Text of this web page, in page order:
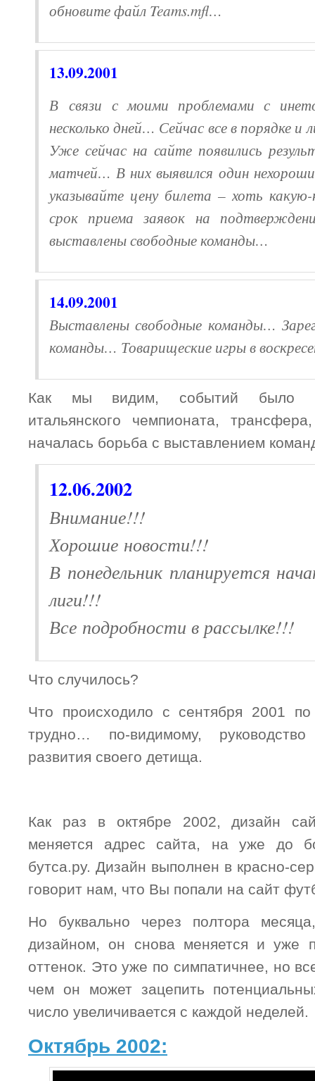
обновите файл Teams.mfl…
13.09.2001
В связи с моими проблемами с
несколько дней… Сейчас все в порядке
Уже сейчас на сайте появились
матчей… В них выявился один
указывайте цену билета – хоть
срок приема заявок на
выставлены свободные команды…
14.09.2001
Выставлены свободные команды…
команды… Товарищеские игры в
Как мы видим, событий было
итальянского чемпионата,
началась борьба с выставлением
12.06.2002
Внимание!!!
Хорошие новости!!!
В понедельник планируется
лиги!!!
Все подробности в рассылке!!!
Что случилось?
Что происходило с сентября 2001
трудно… по-видимому,
развития своего детища.
Как раз в октябре 2002, дизайн
меняется адрес сайта, на уже до
бутса.ру. Дизайн выполнен в красно-
говорит нам, что Вы попали на сайт
Но буквально через полтора
дизайном, он снова меняется и уже
оттенок. Это уже по симпатичнее, но
чем он может зацепить
число увеличивается с каждой неделей.
Октябрь 2002: